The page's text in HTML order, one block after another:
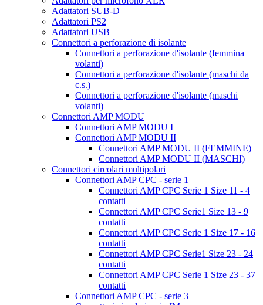
Adattatori SUB-D
Adattatori PS2
Adattatori USB
Connettori a perforazione di isolante
Connettori a perforazione d'isolante (femmina
volanti)
Connettori a perforazione d'isolante (maschi da
c.s.)
Connettori a perforazione d'isolante (maschi
volanti)
Connettori AMP MODU
Connettori AMP MODU I
Connettori AMP MODU II
Connettori AMP MODU II (FEMMINE)
Connettori AMP MODU II (MASCHI)
Connettori circolari multipolari
Connettori AMP CPC - serie 1
Connettori AMP CPC Serie 1 Size 11 - 4
contatti
Connettori AMP CPC Serie1 Size 13 - 9
contatti
Connettori AMP CPC Serie 1 Size 17 - 16
contatti
Connettori AMP CPC Serie1 Size 23 - 24
contatti
Connettori AMP CPC Serie 1 Size 23 - 37
contatti
Connettori AMP CPC - serie 3